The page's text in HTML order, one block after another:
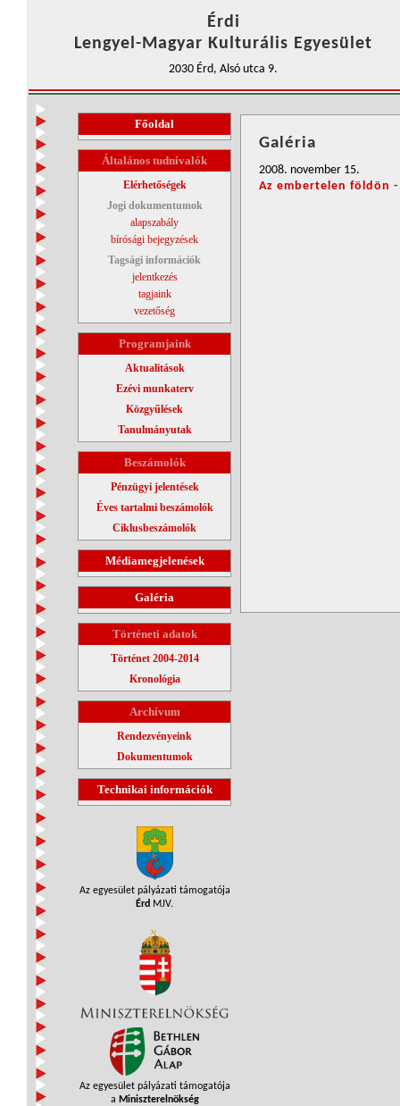
Érdi
Lengyel-Magyar Kulturális Egyesület
2030 Érd, Alsó utca 9.
Főoldal
Általános tudnivalók
Elérhetőségek
Jogi dokumentumok
alapszabály
bírósági bejegyzések
Tagsági információk
jelentkezés
tagjaink
vezetőség
Programjaink
Aktualitások
Ezévi munkaterv
Közgyűlések
Tanulmányutak
Beszámolók
Pénzügyi jelentések
Éves tartalmi beszámolók
Ciklusbeszámolók
Médiamegjelenések
Galéria
Történeti adatok
Történet 2004-2014
Kronológia
Archívum
Rendezvényeink
Dokumentumok
Technikai információk
Az egyesület pályázati támogatója
Érd MJV.
Az egyesület pályázati támogatója
a Miniszterelnökség
Galéria
2008. november 15.
Az embertelen földön